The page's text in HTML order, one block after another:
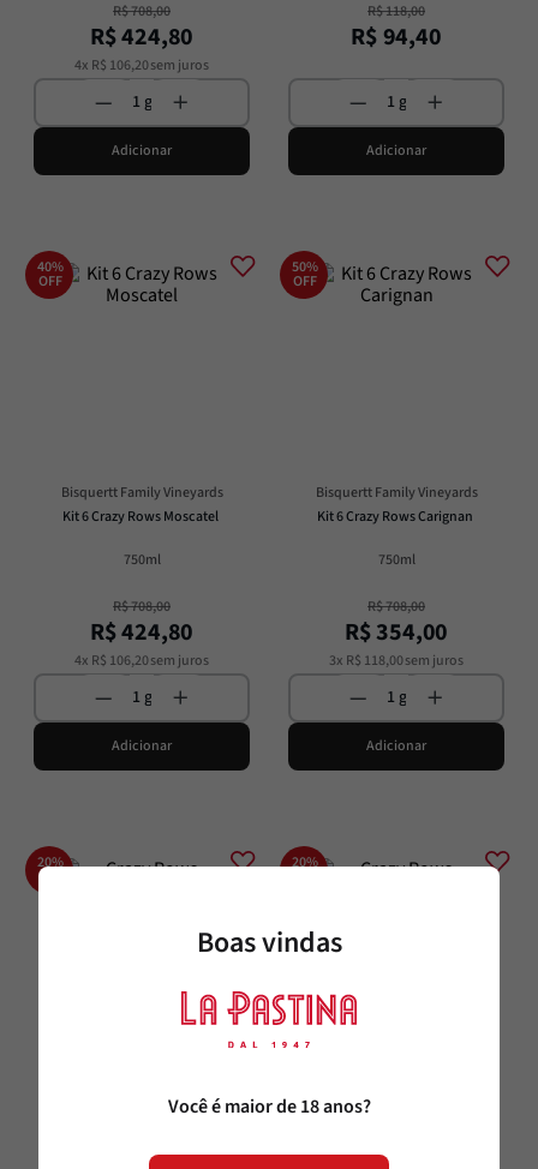
R$708,00
R$424,80
4x R$ 106,20sem juros
Adicionar
R$118,00
R$94,40
Adicionar
40%
OFF
Bisquertt Family Vineyards
Kit 6 Crazy Rows Moscatel
750ml
R$708,00
R$424,80
4x R$ 106,20sem juros
Adicionar
50%
OFF
Bisquertt Family Vineyards
Kit 6 Crazy Rows Carignan
750ml
R$708,00
R$354,00
3x R$ 118,00sem juros
Adicionar
20%
OFF
Crazy Rows Carignan
750ml
20%
Crazy Rows Moscatel
750ml
Boas vindas
Você é maior de 18 anos?